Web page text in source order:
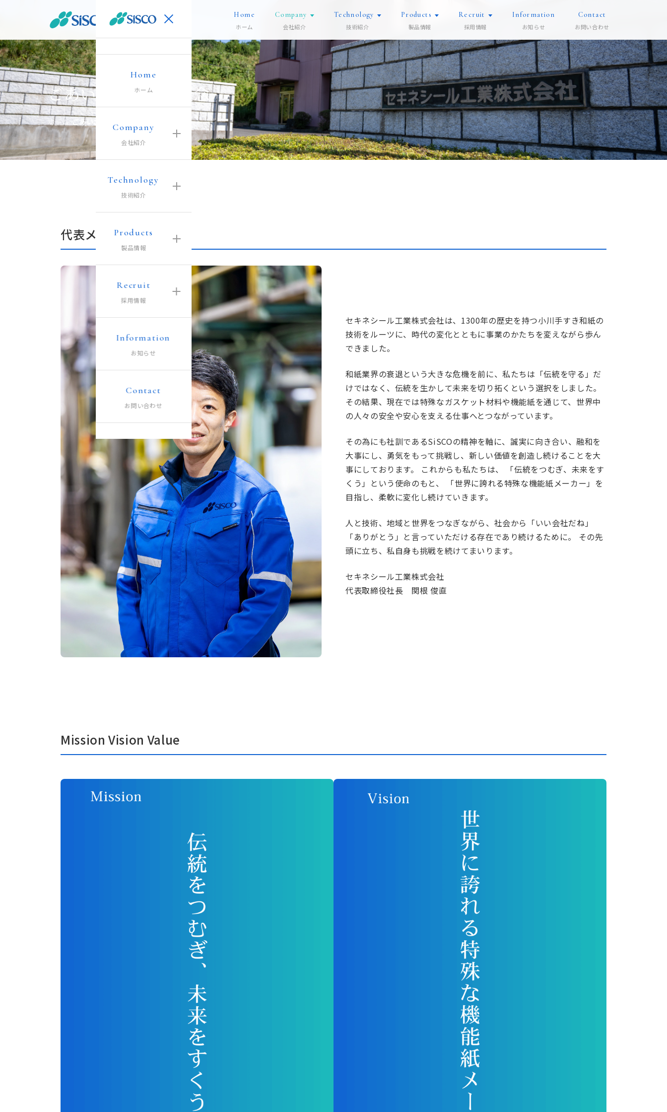
Home
ホーム
Company
会社紹介
Technology
技術紹介
Products
製品情報
Recruit
採用情報
Information
お知らせ
Contact
お問い合わせ
Home
ホーム
Company
会社紹介
Technology
技術紹介
Products
製品情報
Recruit
採用情報
Information
お知らせ
Contact
お問い合わせ
ごあいさつ・企業理念
ホーム ごあいさつ・企業理念
代表メッセージ
セキネシール工業株式会社は、1300年の歴史を持つ小川手すき和紙の
技術をルーツに、時代の変化とともに事業のかたちを変えながら歩ん
できました。
和紙業界の衰退という大きな危機を前に、私たちは「伝統を守る」だ
けではなく、伝統を生かして未来を切り拓くという選択をしました。
その結果、現在では特殊なガスケット材料や機能紙を通じて、世界中
の人々の安全や安心を支える仕事へとつながっています。
その為にも社訓であるSiSCOの精神を軸に、誠実に向き合い、融和を
大事にし、勇気をもって挑戦し、新しい価値を創造し続けることを大
事にしております。 これからも私たちは、 「伝統をつむぎ、未来をす
くう」という使命のもと、 「世界に誇れる特殊な機能紙メーカー」を
目指し、柔軟に変化し続けていきます。
人と技術、地域と世界をつなぎながら、社会から「いい会社だね」
「ありがとう」と言っていただける存在であり続けるために。 その先
頭に立ち、私自身も挑戦を続けてまいります。
セキネシール工業株式会社
代表取締役社長 関根 俊直
Mission Vision Value